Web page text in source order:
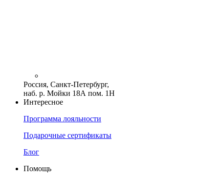
Россия, Санкт-Петербург,
наб. р. Мойки 18А пом. 1Н
Интересное
Программа лояльности
Подарочные сертификаты
Блог
Помощь